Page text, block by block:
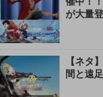
が大量
【ネタ
間と遠